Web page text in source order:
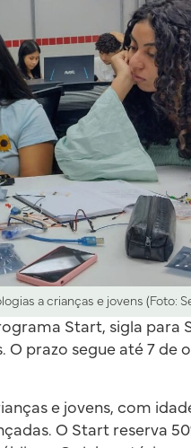
a crianças e jovens (Foto:
Start, sigla para
O prazo segue até 7 de
e jovens, com
O Start reserva